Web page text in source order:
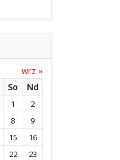
wrz »
So Nd
1
2
8
9
15
16
22
23